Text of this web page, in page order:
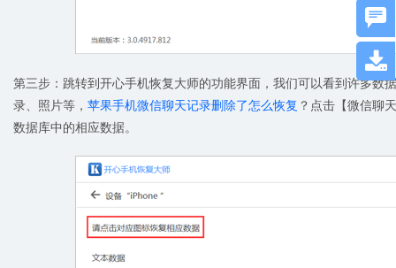
第三步：跳转到开心手机恢复大师的功能界面，我们可以看到许多数
录、照片等， 苹果手机微信聊天记录删除了怎么恢复 ？点击【微信聊
数据库中的相应数据。

